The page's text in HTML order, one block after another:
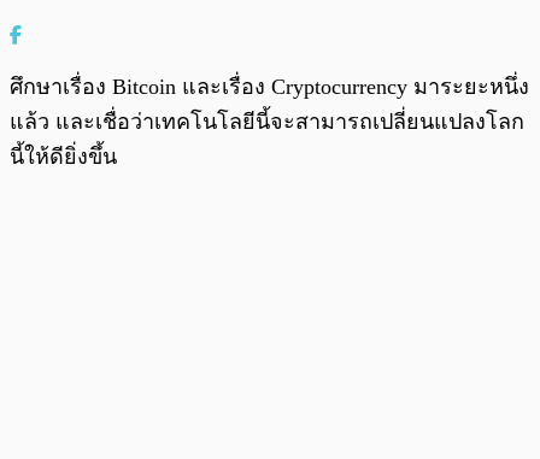
ศึกษาเรื่อง Bitcoin และเรื่อง Cryptocurrency มาระยะหนึ่ง
แล้ว และเชื่อว่าเทคโนโลยีนี้จะสามารถเปลี่ยนแปลงโลก
นี้ให้ดียิ่งขึ้น